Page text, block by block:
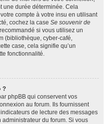
une durée déterminée. Cela
compte à votre insu en utilisant
cochez la case Se souvenir de
si vous utilisez un
(bibliothèque, cyber-café,
case, cela signifie qu’un
fonctionnalité.
?
phpBB qui conservent vos
au forum. Ils fournissent
de lecture des messages
du forum. Si vous